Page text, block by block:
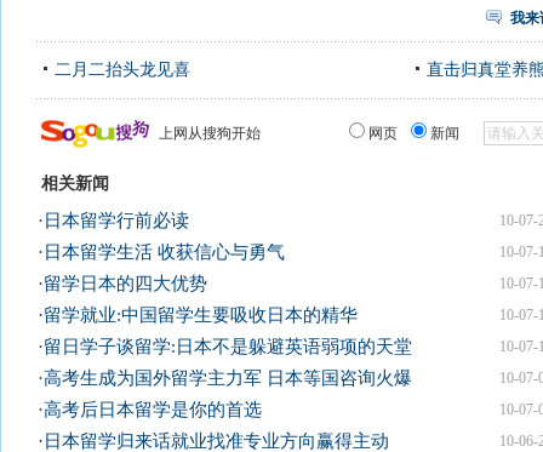
我来
二月二抬头龙见喜 直击归真堂养
上网从搜狗开始 网页 新闻
相关新闻
10-07-
· 日本留学行前必读
10-07-
· 日本留学生活 收获信心与勇气
10-07-
·留学日本的四大优势
10-07-
·留学就业:中国留学生要吸收日本的精华
10-07-
·留日学子谈留学:日本不是躲避英语弱项的天堂
10-07-
·高考生成为国外留学主力军 日本等国咨询火爆
10-07-
·高考后日本留学是你的首选
10-06-
· 日本留学归来话就业找准专业方向赢得主动